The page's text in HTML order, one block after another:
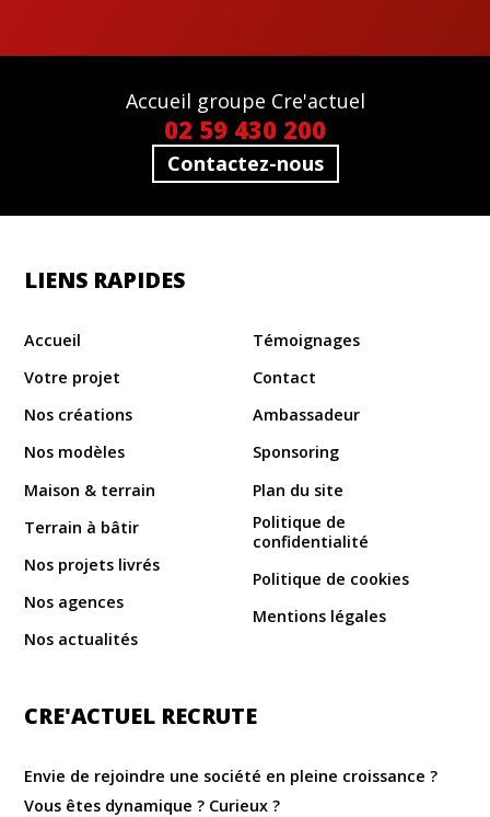
Accueil groupe Cre'actuel
02 59 430 200
Contactez-nous
LIENS RAPIDES
Accueil
Votre projet
Nos créations
Nos modèles
Maison & terrain
Terrain à bâtir
Nos projets livrés
Nos agences
Nos actualités
Témoignages
Contact
Ambassadeur
Sponsoring
Plan du site
Politique de
confidentialité
Politique de cookies
Mentions légales
CRE'ACTUEL RECRUTE
Envie de rejoindre une société en pleine croissance ?
Vous êtes dynamique ? Curieux ?